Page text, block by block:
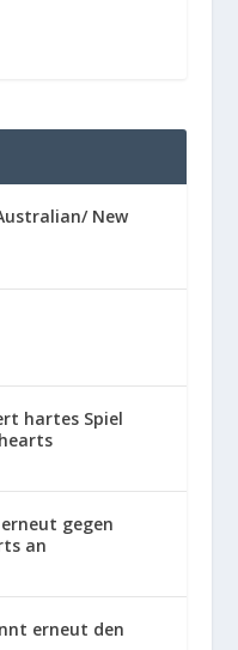
New
hartes Spiel
gegen
an
erneut den